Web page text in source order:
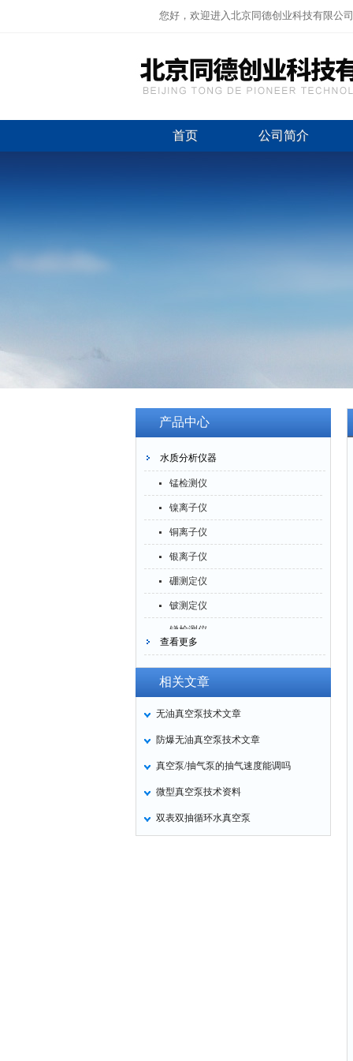
您好，欢迎进入北京同德创业科技有限公司
首页 公司简介
产品中心
水质分析仪器
锰检测仪
镍离子仪
铜离子仪
银离子仪
硼测定仪
铍测定仪
锑检测仪
糖精检测仪
乙醇检测仪
总氮测定仪
查看更多
相关文章
无油真空泵技术文章
防爆无油真空泵技术文章
真空泵/抽气泵的抽气速度能调吗
微型真空泵技术资料
双表双抽循环水真空泵